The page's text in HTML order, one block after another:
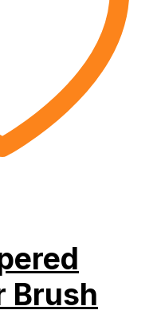
Brush